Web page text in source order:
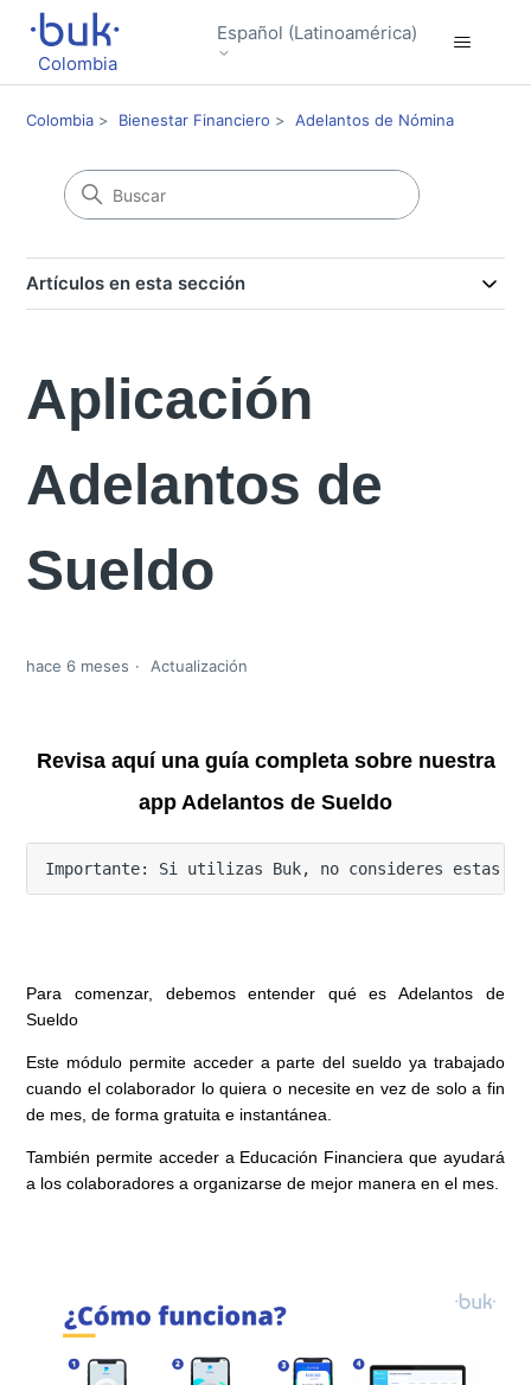
Colombia
Español (Latinoamérica)
Colombia Bienestar Financiero Adelantos de Nómina
Artículos en esta sección
Aplicación
Adelantos de
Sueldo
hace 6 meses Actualización
Revisa aquí una guía completa sobre nuestra
app Adelantos de Sueldo
Importante: Si utilizas Buk, no consideres estas
Para comenzar, debemos entender qué es Adelantos de
Sueldo
Este módulo permite acceder a parte del sueldo ya trabajado
cuando el colaborador lo quiera o necesite en vez de solo a fin
de mes, de forma gratuita e instantánea.
También permite acceder a Educación Financiera que ayudará
a los colaboradores a organizarse de mejor manera en el mes.